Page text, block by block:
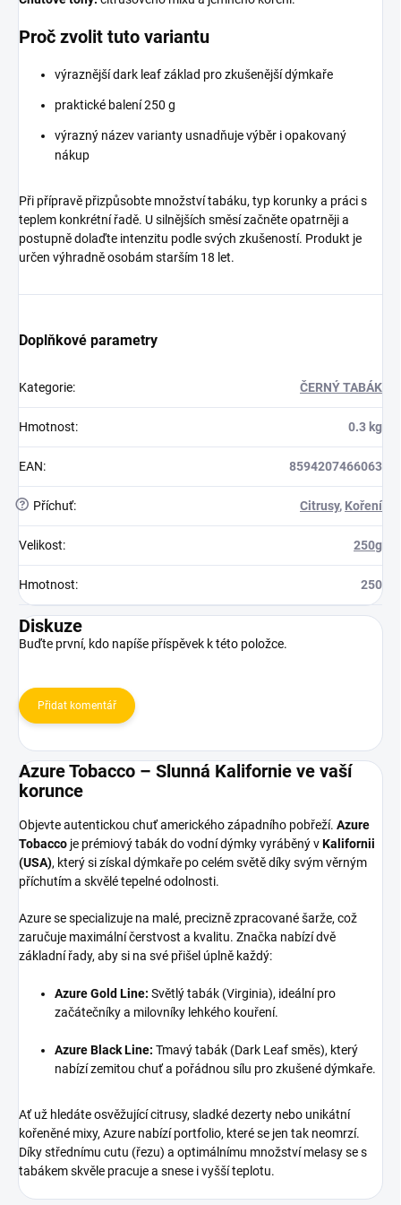
Proč zvolit tuto variantu
výraznější dark leaf základ pro zkušenější dýmkaře
praktické balení 250 g
výrazný název varianty usnadňuje výběr i opakovaný
nákup
Při přípravě přizpůsobte množství tabáku, typ korunky a práci s
teplem konkrétní řadě. U silnějších směsí začněte opatrněji a
postupně dolaďte intenzitu podle svých zkušeností. Produkt je
určen výhradně osobám starším 18 let.
Doplňkové parametry
Kategorie: ČERNÝ TABÁK
Hmotnost: 0.3 kg
EAN: 8594207466063
? Příchuť: Citrusy, Koření
Velikost: 250g
Hmotnost: 250
Diskuze
Buďte první, kdo napíše příspěvek k této položce.
Přidat komentář
Azure Tobacco – Slunná Kalifornie ve vaší
korunce
Objevte autentickou chuť amerického západního pobřeží. Azure
Tobacco je prémiový tabák do vodní dýmky vyráběný vKalifornii
(USA), který si získal dýmkaře po celém světě díky svým věrným
příchutím a skvělé tepelné odolnosti.
Azure se specializuje na malé, precizně zpracované šarže, což
zaručuje maximální čerstvost a kvalitu. Značka nabízí dvě
základní řady, aby si na své přišel úplně každý:
Azure Gold Line: Světlý tabák (Virginia), ideální pro
začátečníky a milovníky lehkého kouření.
Azure Black Line: Tmavý tabák (Dark Leaf směs), který
nabízí zemitou chuť a pořádnou sílu pro zkušené dýmkaře.
Ať už hledáte osvěžující citrusy, sladké dezerty nebo unikátní
kořeněné mixy, Azure nabízí portfolio, které se jen tak neomrzí.
Díky střednímu cutu (řezu) a optimálnímu množství melasy se s
tabákem skvěle pracuje a snese i vyšší teplotu.